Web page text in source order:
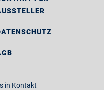
in Kontakt